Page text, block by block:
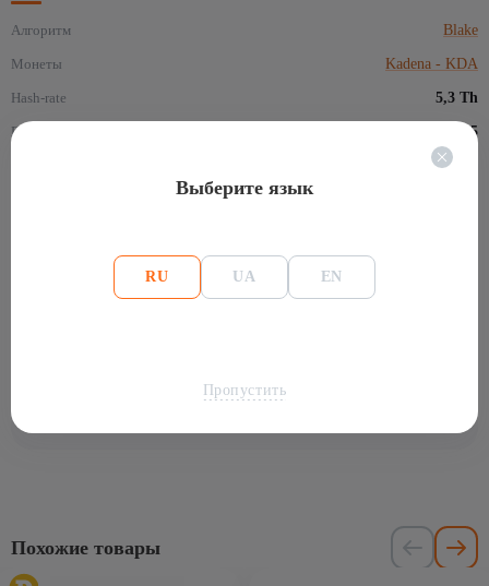
Алгоритм Blake
Монеты Kadena - KDA
Hash-rate 5,3 Th
Потребление,Вт 835
Здравствуйте. Цена? Новый ?
Похожие товары
Выберите язык
RU UA EN
Пропустить